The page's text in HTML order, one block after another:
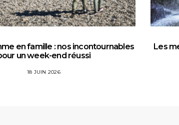
en famille : nos incontournables
un week-end réussi
18 JUIN 2026
Les